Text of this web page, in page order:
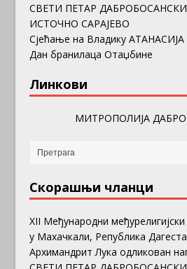
СВЕТИ ПЕТАР
ИСТОЧНО САРАЈЕВО
Сјећање на Владику АТАНАСИЈА
Дан бранилаца Отаџбине
Линкови
МИТРОПОЛИЈА
Скорашњи чланци
ХII Међународни
у Махачкали, Република
Архимандрит Лука одликован